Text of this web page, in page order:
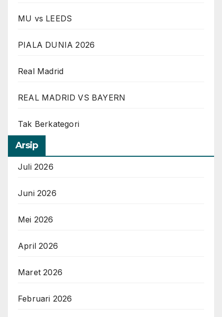
MU vs LEEDS
PIALA DUNIA 2026
Real Madrid
REAL MADRID VS BAYERN
Tak Berkategori
Arsip
Juli 2026
Juni 2026
Mei 2026
April 2026
Maret 2026
Februari 2026